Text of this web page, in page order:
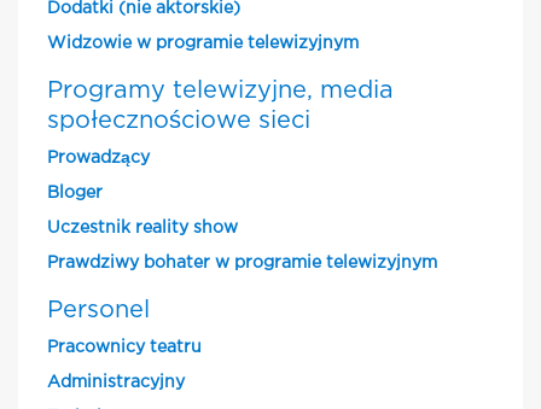
Dodatki (nie aktorskie)
Widzowie w programie telewizyjnym
Programy telewizyjne, media
społecznościowe sieci
Prowadzący
Bloger
Uczestnik reality show
Prawdziwy bohater w programie telewizyjnym
Personel
Pracownicy teatru
Administracyjny